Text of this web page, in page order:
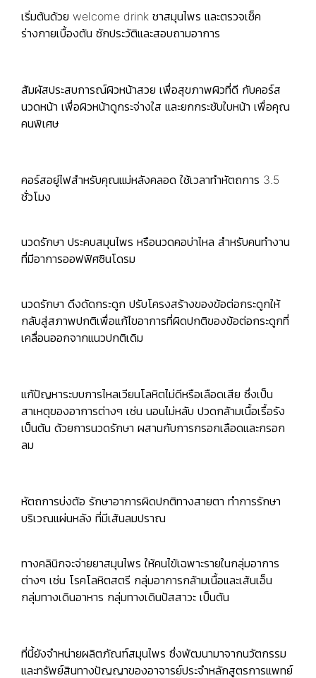
เริ่มต้นด้วย welcome drink ชาสมุนไพร และตรวจเช็ค
ร่างกายเบื้องต้น ซักประวัติและสอบถามอาการ
สัมผัสประสบการณ์ผิวหน้าสวย เพื่อสุขภาพผิวที่ดี กับคอร์ส
นวดหน้า เพื่อผิวหน้าดูกระจ่างใส และยกกระชับใบหน้า เพื่อคุณ
คนพิเศษ
คอร์สอยู่ไฟสำหรับคุณแม่หลังคลอด ใช้เวลาทำหัตถการ 3.5
ชั่วโมง
นวดรักษา ประคบสมุนไพร หรือนวดคอบ่าไหล สำหรับคนทำงาน
ที่มีอาการออฟฟิศซินโดรม
นวดรักษา ดึงดัดกระดูก ปรับโครงสร้างของข้อต่อกระดูกให้
กลับสู่สภาพปกติเพื่อแก้ไขอาการที่ผิดปกติของข้อต่อกระดูกที่
เคลื่อนออกจากแนวปกติเดิม
แก้ปัญหาระบบการไหลเวียนโลหิตไม่ดีหรือเลือดเสีย ซึ่งเป็น
สาเหตุของอาการต่างๆ เช่น นอนไม่หลับ ปวดกล้ามเนื้อเรื้อรัง
เป็นต้น ด้วยการนวดรักษา ผสานกับการกรอกเลือดและกรอก
ลม
หัตถการบ่งต้อ รักษาอาการผิดปกติทางสายตา ทำการรักษา
บริเวณแผ่นหลัง ที่มีเส้นลมปราณ
ทางคลินิกจะจ่ายยาสมุนไพร ให้คนไข้เฉพาะรายในกลุ่มอาการ
ต่างๆ เช่น โรคโลหิตสตรี กลุ่มอาการกล้ามเนื้อและเส้นเอ็น
กลุ่มทางเดินอาหาร กลุ่มทางเดินปัสสาวะ เป็นต้น
ที่นี้ยังจำหน่ายผลิตภัณฑ์สมุนไพร ซึ่งพัฒนามาจากนวัตกรรม
และทรัพย์สินทางปัญญาของอาจารย์ประจำหลักสูตรการแพทย์